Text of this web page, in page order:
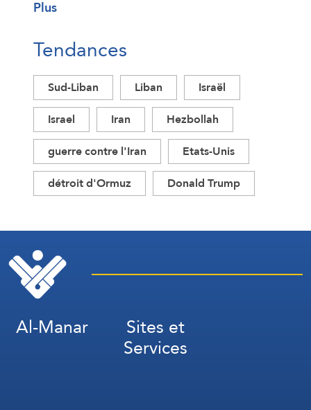
Plus
Tendances
Sud-Liban Liban
Israël
Israel
Iran
Hezbollah
guerre contre l'Iran
Etats-Unis
détroit d'Ormuz
Donald Trump
Al-Manar Sites et
Services